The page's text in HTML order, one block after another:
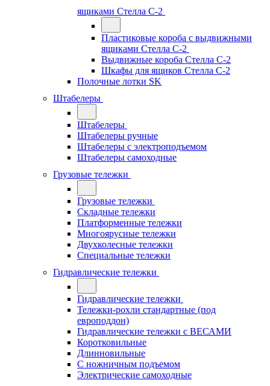
ящиками Стелла С-2
Пластиковые короба с выдвижными
ящиками Стелла С-2
Выдвижные короба Стелла С-2
Шкафы для ящиков Стелла С-2
Полочные лотки SK
Штабелеры
Штабелеры
Штабелеры ручные
Штабелеры с электроподъемом
Штабелеры самоходные
Грузовые тележки
Грузовые тележки
Складные тележки
Платформенные тележки
Многоярусные тележки
Двухколесные тележки
Специальные тележки
Гидравлические тележки
Гидравлические тележки
Тележки-рохли стандартные (под
европоддон)
Гидравлические тележки с ВЕСАМИ
Коротковильные
Длинновильные
С ножничным подъемом
Электрические самоходные